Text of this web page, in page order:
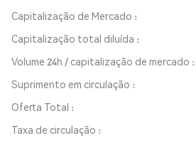
Capitalização de Mercado
Capitalização total diluída
Volume 24h / capitalização de mercado
Suprimento em circulação
Oferta Total
Taxa de circulação